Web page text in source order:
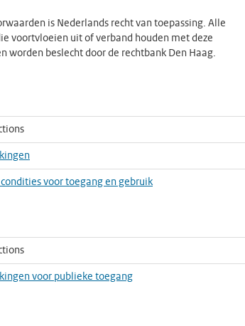
is Nederlands recht van toepassing. Alle
voortvloeien uit of verband houden met deze
worden beslecht door de rechtbank Den Haag.
condities voor toegang en gebruik
voor publieke toegang